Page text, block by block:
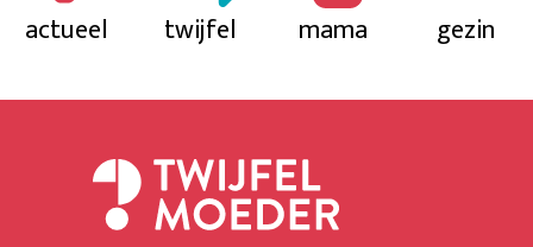
actueel twijfel mama gezin